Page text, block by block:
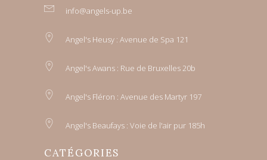
info@angels-up.be
Angel's Heusy : Avenue de Spa 121
Angel's Awans : Rue de Bruxelles 20b
Angel's Fléron : Avenue des Martyr 197
Angel's Beaufays : Voie de l'air pur 185h
CATÉGORIES